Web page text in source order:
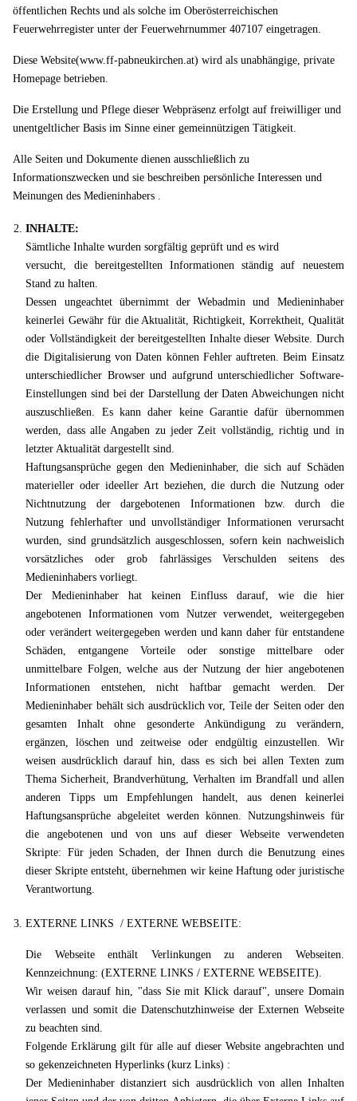
öffentlichen Rechts und als solche im Oberösterreichischen
Feuerwehrregister unter der Feuerwehrnummer 407107 eingetragen.
Diese Website(www.ff-pabneukirchen.at) wird als unabhängige, private
Homepage betrieben.
Die Erstellung und Pflege dieser Webpräsenz erfolgt auf freiwilliger und
unentgeltlicher Basis im Sinne einer gemeinnützigen Tätigkeit.
Alle Seiten und Dokumente dienen ausschließlich zu
Informationszwecken und sie beschreiben persönliche Interessen und
Meinungen des Medieninhabers .
INHALTE:
Sämtliche Inhalte wurden sorgfältig geprüft und es wird
versucht, die bereitgestellten Informationen ständig auf neuestem
Stand zu halten.
Dessen ungeachtet übernimmt der Webadmin und Medieninhaber
keinerlei Gewähr für die Aktualität, Richtigkeit, Korrektheit, Qualität
oder Vollständigkeit der bereitgestellten Inhalte dieser Website. Durch
die Digitalisierung von Daten können Fehler auftreten. Beim Einsatz
unterschiedlicher Browser und aufgrund unterschiedlicher Software-
Einstellungen sind bei der Darstellung der Daten Abweichungen nicht
auszuschließen. Es kann daher keine Garantie dafür übernommen
werden, dass alle Angaben zu jeder Zeit vollständig, richtig und in
letzter Aktualität dargestellt sind.
Haftungsansprüche gegen den Medieninhaber, die sich auf Schäden
materieller oder ideeller Art beziehen, die durch die Nutzung oder
Nichtnutzung der dargebotenen Informationen bzw. durch die
Nutzung fehlerhafter und unvollständiger Informationen verursacht
wurden, sind grundsätzlich ausgeschlossen, sofern kein nachweislich
vorsätzliches oder grob fahrlässiges Verschulden seitens des
Medieninhabers vorliegt.
Der Medieninhaber hat keinen Einfluss darauf, wie die hier
angebotenen Informationen vom Nutzer verwendet, weitergegeben
oder verändert weitergegeben werden und kann daher für entstandene
Schäden, entgangene Vorteile oder sonstige mittelbare oder
unmittelbare Folgen, welche aus der Nutzung der hier angebotenen
Informationen entstehen, nicht haftbar gemacht werden. Der
Medieninhaber behält sich ausdrücklich vor, Teile der Seiten oder den
gesamten Inhalt ohne gesonderte Ankündigung zu verändern,
ergänzen, löschen und zeitweise oder endgültig einzustellen. Wir
weisen ausdrücklich darauf hin, dass es sich bei allen Texten zum
Thema Sicherheit, Brandverhütung, Verhalten im Brandfall und allen
anderen Tipps um Empfehlungen handelt, aus denen keinerlei
Haftungsansprüche abgeleitet werden können. Nutzungshinweis für
die angebotenen und von uns auf dieser Webseite verwendeten
Skripte: Für jeden Schaden, der Ihnen durch die Benutzung eines
dieser Skripte entsteht, übernehmen wir keine Haftung oder juristische
Verantwortung.
EXTERNE LINKS / EXTERNE WEBSEITE:
Die Webseite enthält Verlinkungen zu anderen Webseiten.
Kennzeichnung: (EXTERNE LINKS / EXTERNE WEBSEITE).
Wir weisen darauf hin, "dass Sie mit Klick darauf", unsere Domain
verlassen und somit die Datenschutzhinweise der Externen Webseite
zu beachten sind.
Folgende Erklärung gilt für alle auf dieser Website angebrachten und
so gekenzeichneten Hyperlinks (kurz Links) :
Der Medieninhaber distanziert sich ausdrücklich von allen Inhalten